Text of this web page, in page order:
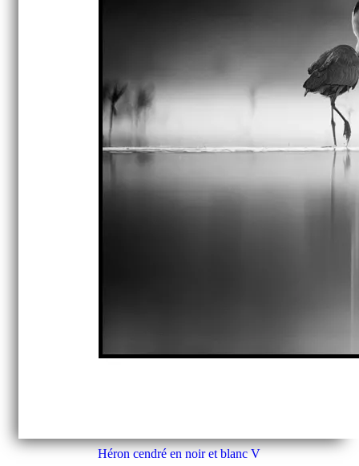
Héron cendré en noir et blanc V